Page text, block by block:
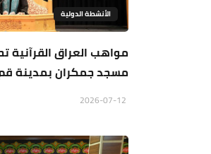
الأنشطة الدولية
مواهب العراق القرآنية
مسجد جمكران بمدينة